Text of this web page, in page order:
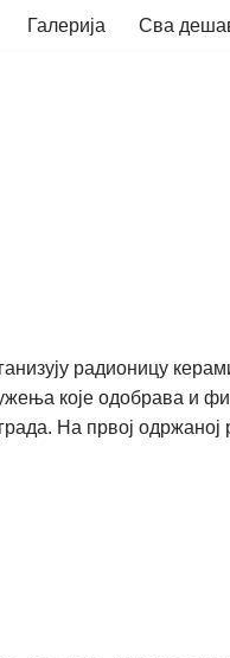
Галерија Сва
радионицу
које одобрава и
На првој